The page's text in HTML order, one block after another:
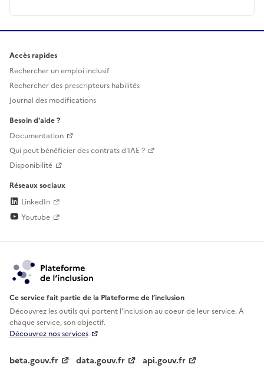
Accès rapides
Rechercher un emploi inclusif
Rechercher des prescripteurs habilités
Journal des modifications
Besoin d'aide ?
Documentation
Qui peut bénéficier des contrats d'IAE ?
Disponibilité
Réseaux sociaux
LinkedIn
Youtube
Ce service fait partie de la Plateforme de l’inclusion
Découvrez les outils qui portent l'inclusion aucoeur de leur service. A
chaque service, son objectif.
Découvrez nos services
beta.gouv.fr data.gouv.fr api.gouv.fr